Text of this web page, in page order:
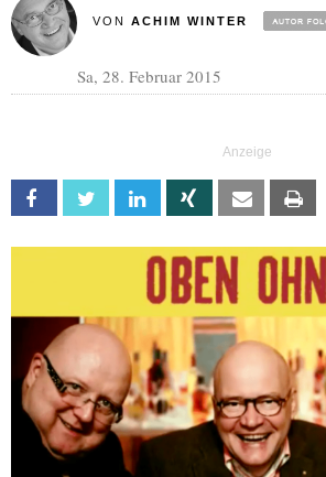
VON ACHIM WINTER
Sa, 28. Februar 2015
Facebook Twitter Linkedin Xing Email